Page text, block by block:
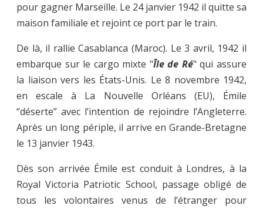
pour gagner Marseille. Le 24 janvier 1942 il quitte sa
maison familiale et rejoint ce port par le train.
De là, il rallie Casablanca (Maroc). Le 3 avril, 1942 il
embarque sur le cargo mixte "Île de Ré" qui assure
la liaison vers les États-Unis. Le 8 novembre 1942,
en escale à La Nouvelle Orléans (EU), Émile
“déserte” avec l’intention de rejoindre l’Angleterre.
Après un long périple, il arrive en Grande-Bretagne
le 13 janvier 1943.
Dès son arrivée Émile est conduit à Londres, à la
Royal Victoria Patriotic School, passage obligé de
tous les volontaires venus de l’étranger pour